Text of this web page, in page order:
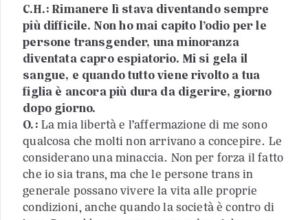
C.H.: Rimanere lì stava diventando sempre
più difficile. Non ho mai capito l’odio per le
persone transgender, una minoranza
diventata capro espiatorio. Mi si gela il
sangue, e quando tutto viene rivolto a tua
figlia è ancora più dura da digerire, giorno
dopo giorno.
O.: La mia libertà e l’affermazione di me sono
qualcosa che molti non arrivano a concepire. Le
considerano una minaccia. Non per forza il fatto
che io sia trans, ma che le persone trans in
generale possano vivere la vita alle proprie
condizioni, anche quando la società è contro di